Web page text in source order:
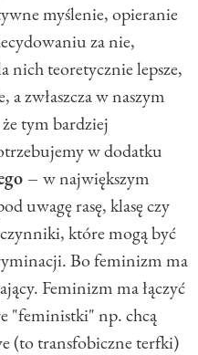
myślenie, opieranie
za nie,
nich teoretycznie lepsze,
a zwłaszcza w naszym
tym bardziej
w dodatku
– w największym
uwagę rasę, klasę czy
które mogą być
Bo feminizm ma
Feminizm ma łączyć
"feministki" np. chcą
(to transfobiczne terfki)